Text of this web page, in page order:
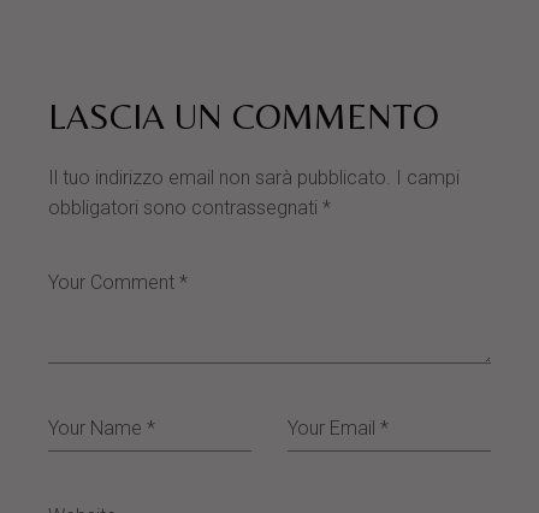
LASCIA UN COMMENTO
Il tuo indirizzo email non sarà pubblicato. I campi
obbligatori sono contrassegnati*